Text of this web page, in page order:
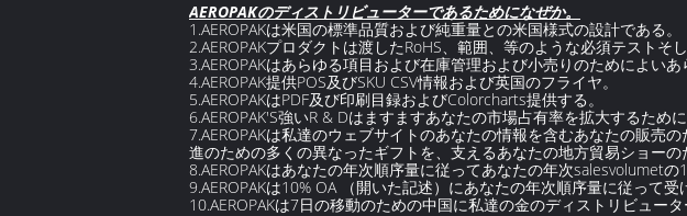
AEROPAKのディストリビューターであるためになぜか。
1.AEROPAKは米国の標準品質および純重量との米国様式の設計である。
2.AEROPAKプロダクトは渡したRoHS、範囲、等のような必須テストそ
3.AEROPAKはあらゆる項目および在庫管理および小売りのためによい
4.AEROPAK提供POS及びSKU CSV情報および英国のフライヤ。
5.AEROPAKはPDF及び印刷目録およびColorcharts提供する。
6.AEROPAK'S強いR & Dはますますあなたの市場占有率を拡大するために
7.AEROPAKは私達のウェブサイトのあなたの情報を含むあなたの販
進のための多くの異なったギフトを、支えるあなたの地方貿易ショーの
8.AEROPAKはあなたの年次順序量に従ってあなたの年次salesvolumetの
9.AEROPAKは10% OA （開いた記述）にあなたの年次順序量に従って受
10.AEROPAKは7日の移動のための中国に私達の金のディストリビュータ